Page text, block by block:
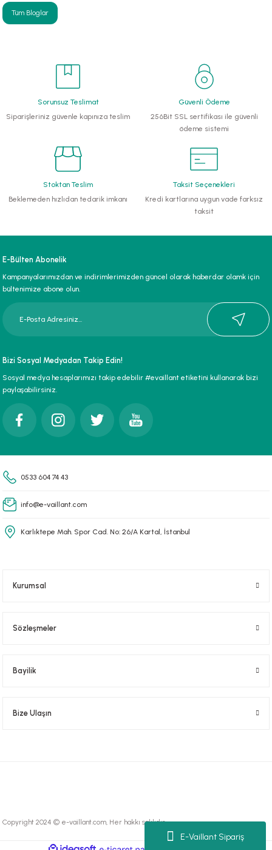
E-Vaillant Sipariş
Tüm Bloglar
Sorunsuz Teslimat
Siparişleriniz güvenle kapınıza teslim
Güvenli Ödeme
256Bit SSL sertifikası ile güvenli
ödeme sistemi
Stoktan Teslim
Beklemeden hızlıdan tedarik imkanı
Taksit Seçenekleri
Kredi kartlarına uygun vade farksız
taksit
E-Bülten Abonelik
Kampanyalarımızdan ve indirimlerimizden güncel olarak haberdar olamk için
bültenimize abone olun.
Bizi Sosyal Medyadan Takip Edin!
Sosyal medya hesaplarımızı takip edebilir #evaillant etiketini kullanarak bizi
paylaşabilirsiniz.
0533 604 74 43
info@e-vaillant.com
Karlıktepe Mah. Spor Cad. No: 26/A Kartal, İstanbul
Kurumsal
Sözleşmeler
Bayilik
Bize Ulaşın
Copyright 2024 © e-vaillant.com, Her hakkı saklıdır.